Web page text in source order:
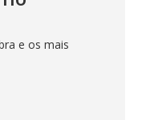
e os mais